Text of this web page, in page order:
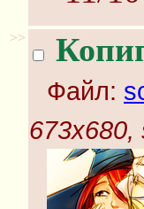
>>
Файл:
673x680,